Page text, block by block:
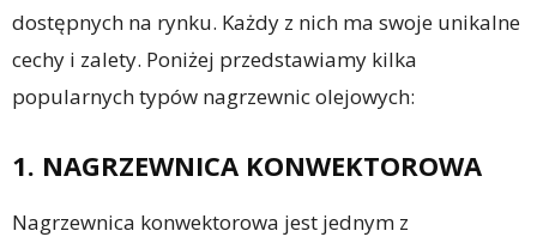
dostępnych na rynku. Każdy z nich ma swoje unikalne
cechy i zalety. Poniżej przedstawiamy kilka
popularnych typów nagrzewnic olejowych:
1. NAGRZEWNICA KONWEKTOROWA
Nagrzewnica konwektorowa jest jednym z